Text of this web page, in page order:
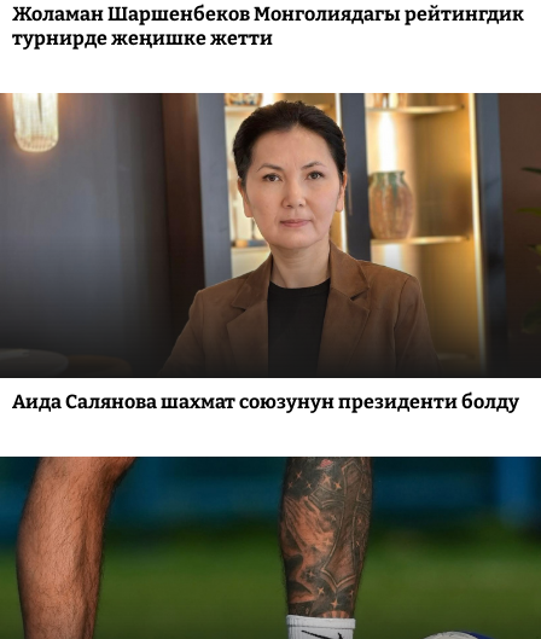
Жоламан Шаршенбеков Монголиядагы рейтингдик
турнирде жеңишке жетти
Аида Салянова шахмат союзунун президенти болду